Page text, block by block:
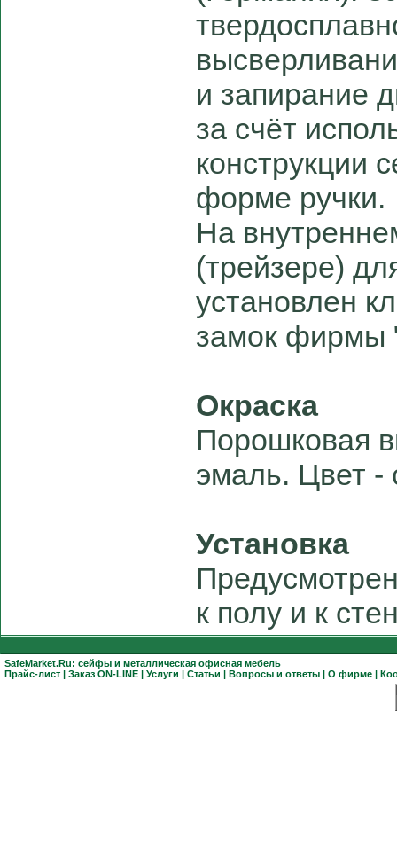
и запирание
за счёт
конструкции
форме ручки.
На
(трейзере)
установлен
замок фирмы
Окраска
Порошковая
эмаль. Цвет -
Установка
к полу и к
SafeMarket.Ru: сейфы и металлическая офисная мебель
Прайс-лист | Заказ ON-LINE | Услуги | Статьи | Вопросы и ответы | О фирме |